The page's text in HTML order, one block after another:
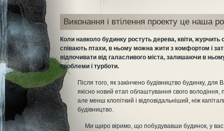
Виконання і втілення проекту це наша
Коли навколо будинку ростуть дерева, квіти, журчить
співають птахи, в ньому можна жити з комфортом і
відпочивати від галасливого міста, залишаючи в
проблеми і турботи.
Після того, як закінчено будівництво будинку, для
якісно новий етап облаштування свого володіння,
але менш клопіткий і відповідальніший, ніж
будівництво.
Ми щиро віримо, що побудувавши будинок, у